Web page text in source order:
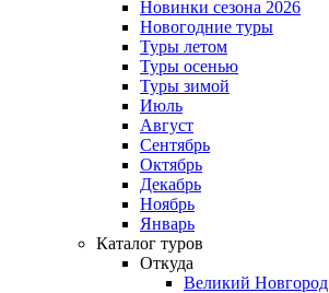
Новинки сезона 2026
Новогодние туры
Туры летом
Туры осенью
Туры зимой
Июль
Август
Сентябрь
Октябрь
Декабрь
Ноябрь
Январь
Каталог туров
Откуда
Великий Новгород